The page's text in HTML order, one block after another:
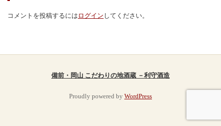
コメントを投稿するには ログイン してください。
備前・岡山 こだわりの地酒蔵 －利守酒造
Proudly powered by WordPress